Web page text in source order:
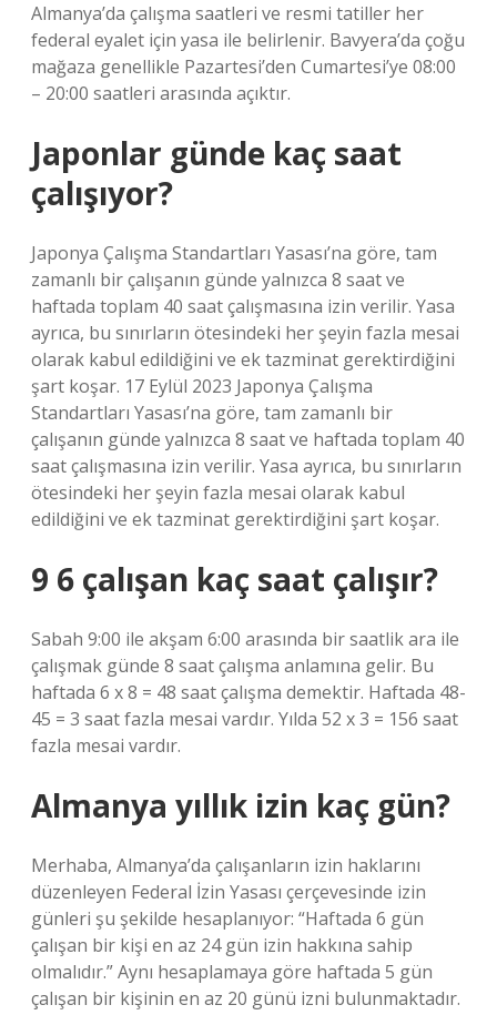
Almanya’da çalışma saatleri ve resmi tatiller her
federal eyalet için yasa ile belirlenir. Bavyera’da çoğu
mağaza genellikle Pazartesi’den Cumartesi’ye 08:00
– 20:00 saatleri arasında açıktır.
Japonlar günde kaç saat
çalışıyor?
Japonya Çalışma Standartları Yasası’na göre, tam
zamanlı bir çalışanın günde yalnızca 8 saat ve
haftada toplam 40 saat çalışmasına izin verilir. Yasa
ayrıca, bu sınırların ötesindeki her şeyin fazla mesai
olarak kabul edildiğini ve ek tazminat gerektirdiğini
şart koşar. 17 Eylül 2023 Japonya Çalışma
Standartları Yasası’na göre, tam zamanlı bir
çalışanın günde yalnızca 8 saat ve haftada toplam 40
saat çalışmasına izin verilir. Yasa ayrıca, bu sınırların
ötesindeki her şeyin fazla mesai olarak kabul
edildiğini ve ek tazminat gerektirdiğini şart koşar.
9 6 çalışan kaç saat çalışır?
Sabah 9:00 ile akşam 6:00 arasında bir saatlik ara ile
çalışmak günde 8 saat çalışma anlamına gelir. Bu
haftada 6 x 8 = 48 saat çalışma demektir. Haftada 48-
45 = 3 saat fazla mesai vardır. Yılda 52 x 3 = 156 saat
fazla mesai vardır.
Almanya yıllık izin kaç gün?
Merhaba, Almanya’da çalışanların izin haklarını
düzenleyen Federal İzin Yasası çerçevesinde izin
günleri şu şekilde hesaplanıyor: “Haftada 6 gün
çalışan bir kişi en az 24 gün izin hakkına sahip
olmalıdır.” Aynı hesaplamaya göre haftada 5 gün
çalışan bir kişinin en az 20 günü izni bulunmaktadır.